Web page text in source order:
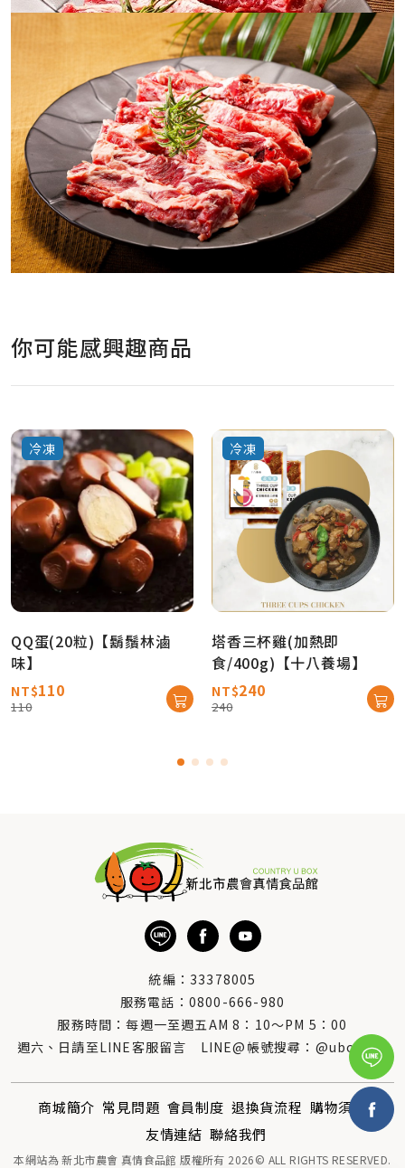
你可能感興趣商品
冷凍
QQ蛋(20粒)【鬍鬚林滷
味】
NT$110
110
冷凍
塔香三杯雞(加熱即
食/400g)【十八養場】
NT$240
240
統編：33378005
服務電話： 0800-666-980
服務時間：每週一至週五AM 8：10～PM 5：00
週六、日請至LINE客服留言 LINE@帳號搜尋：@uboxorg
商城簡介 常見問題 會員制度 退換貨流程 購物須知
友情連結 聯絡我們
本網站為 新北市農會 真情食品館 版權所有 2026© ALL RIGHTS RESERVED.